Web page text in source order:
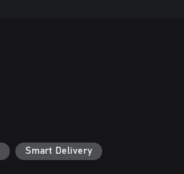
Smart Delivery